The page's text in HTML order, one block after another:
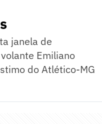
janela de
Emiliano
do Atlético-MG